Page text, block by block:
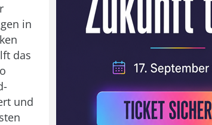
in
das
und